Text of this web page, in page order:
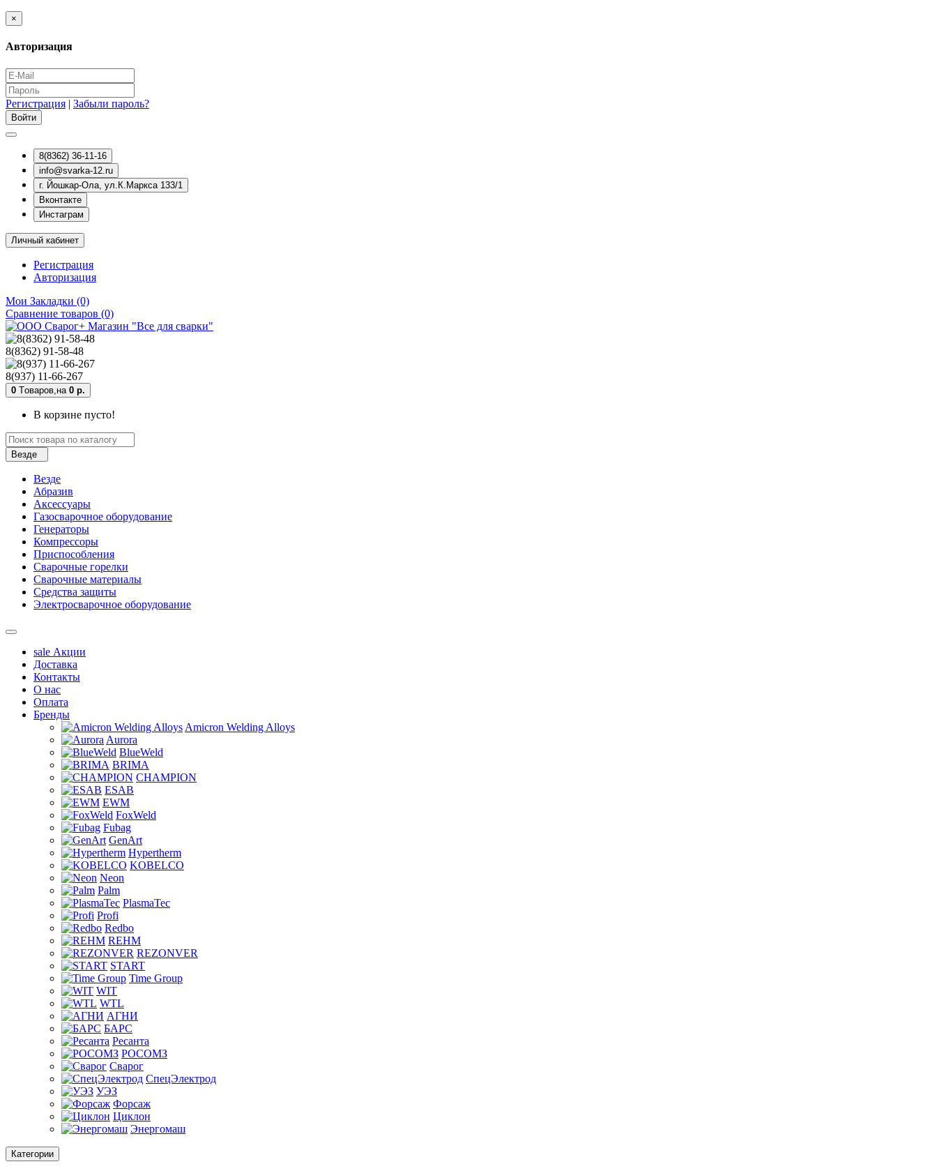
×
Авторизация
Регистрация | Забыли пароль?
8(8362) 36-11-16
info@svarka-12.ru
г. Йошкар-Ола, ул.К.Маркса 133/1
Вконтакте
Инстаграм
Личный кабинет
Регистрация
Авторизация
Мои Закладки (0)
Сравнение товаров (0)
8(8362) 91-58-48
8(937) 11-66-267
0 Tоваров, на 0 р.
В корзине пусто!
Везде
Везде
Абразив
Аксессуары
Газосварочное оборудование
Генераторы
Компрессоры
Приспособления
Сварочные горелки
Сварочные материалы
Средства защиты
Электросварочное оборудование
sale Акции
Доставка
Контакты
О нас
Оплата
Бренды
Amicron Welding Alloys
Aurora
BlueWeld
BRIMA
CHAMPION
ESAB
EWM
FoxWeld
Fubag
GenArt
Hypertherm
KOBELCO
Neon
Palm
PlasmaTec
Profi
Redbo
REHM
REZONVER
START
Time Group
WIT
WTL
АГНИ
БАРС
Ресанта
РОСОМЗ
Сварог
СпецЭлектрод
УЭЗ
Форсаж
Циклон
Энергомаш
Категории